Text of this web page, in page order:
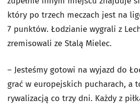
który po trzech meczach jest na
7 punktów. Łodzianie wygrali z
zremisowali ze Stalą Mielec.
– Jesteśmy gotowi na wyjazd do
grać w europejskich pucharach, a
rywalizacją co trzy dni. Każdy z